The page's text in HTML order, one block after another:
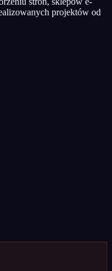
projektów od